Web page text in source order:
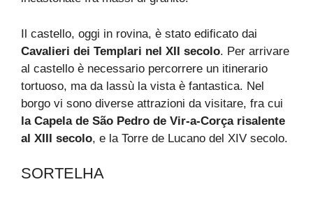
Il castello, oggi in rovina, è stato edificato dai
Cavalieri dei Templari nel XII secolo. Per arrivare
al castello è necessario percorrere un itinerario
tortuoso, ma da lassù la vista è fantastica. Nel
borgo vi sono diverse attrazioni da visitare, fra cui
la Capela de São Pedro de Vir-a-Corça risalente
al XIII secolo, e la Torre de Lucano del XIV secolo.
SORTELHA